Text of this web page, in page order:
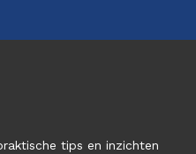
tips en inzichten